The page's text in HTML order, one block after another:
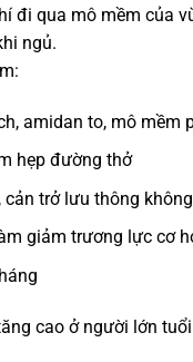
đi qua mô mềm của
ngủ.
amidan to, mô mềm
hẹp đường thở
trở lưu thông
giảm trương lực cơ
cao ở người lớn